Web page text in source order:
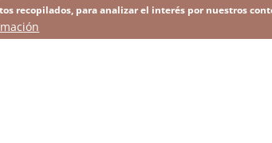
IMAGE
recopilados, para analizar el interés por nuestros